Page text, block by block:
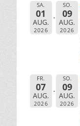
SA.
01
AUG.
2026
SO.
09
AUG.
2026
FR.
07
AUG.
2026
SO.
09
AUG.
2026